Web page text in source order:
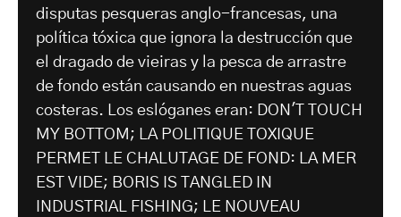
disputas pesqueras anglo-francesas, una
política tóxica que ignora la destrucción que
el dragado de vieiras y la pesca de arrastre
de fondo están causando en nuestras aguas
costeras. Los eslóganes eran: DON'T TOUCH
MY BOTTOM; LA POLITIQUE TOXIQUE
PERMET LE CHALUTAGE DE FOND: LA MER
EST VIDE; BORIS IS TANGLED IN
INDUSTRIAL FISHING; LE NOUVEAU